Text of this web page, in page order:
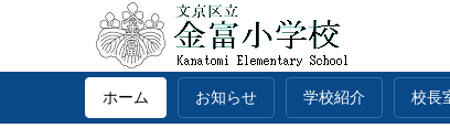
ホーム お知らせ 学校紹介 校長